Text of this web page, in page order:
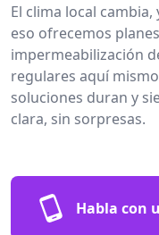
El clima local
eso ofrecemos
impermeabilización
regulares aquí
soluciones duran y
clara, sin sorpresas.
Habla con